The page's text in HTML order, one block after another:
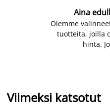
Aina
Olemme
tuotteita, joilla
hinta.
Viimeksi katsotut